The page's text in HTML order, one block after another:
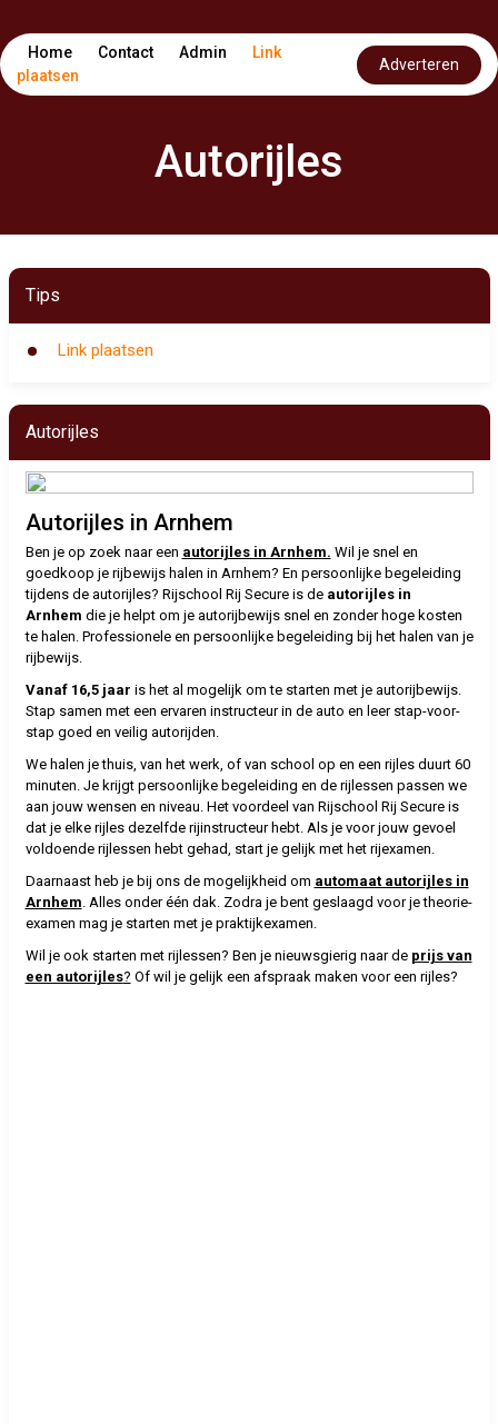
Home Contact Admin
Link
plaatsen
Adverteren
Autorijles
Tips
Link plaatsen
Autorijles
Autorijles in Arnhem
Ben je op zoek naar een autorijles in Arnhem. Wil je snel en
goedkoop je rijbewijs halen in Arnhem? En persoonlijke begeleiding
tijdens de autorijles? Rijschool Rij Secure is de autorijles in
Arnhem die je helpt om je autorijbewijs snel en zonder hoge kosten
te halen. Professionele en persoonlijke begeleiding bij het halen van je
rijbewijs.
Vanaf 16,5 jaar is het al mogelijk om te starten met je autorijbewijs.
Stap samen met een ervaren instructeur in de auto en leer stap-voor-
stap goed en veilig autorijden.
We halen je thuis, van het werk, of van school op en een rijles duurt 60
minuten. Je krijgt persoonlijke begeleiding en de rijlessen passen we
aan jouw wensen en niveau. Het voordeel van Rijschool Rij Secure is
dat je elke rijles dezelfde rijinstructeur hebt. Als je voor jouw gevoel
voldoende rijlessen hebt gehad, start je gelijk met het rijexamen.
Daarnaast heb je bij ons de mogelijkheid om automaat autorijles in
Arnhem. Alles onder één dak. Zodra je bent geslaagd voor je theorie-
examen mag je starten met je praktijkexamen.
Wil je ook starten met rijlessen? Ben je nieuwsgierig naar de prijs van
een autorijles? Of wil je gelijk een afspraak maken voor een rijles?